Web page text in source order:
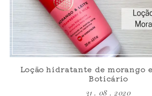
Loção hidratante de morango
Boticário
31 . 08 . 2020